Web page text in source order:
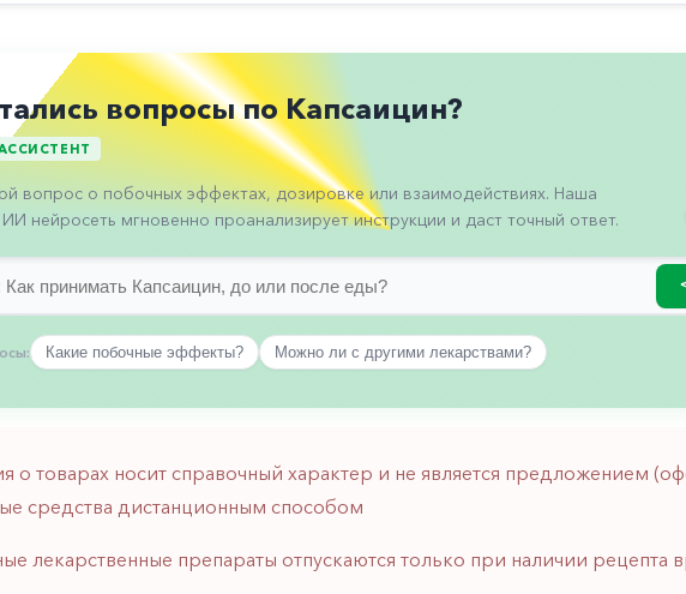
вопросы по Капсаицин?
вопрос о побочных эффектах, дозировке или взаимодействиях. Наша
нейросеть мгновенно проанализирует инструкции и даст точный ответ.
Какие побочные эффекты? Можно ли с другими лекарствами?
о товарах носит справочный характер и не является предложением
средства дистанционным способом
лекарственные препараты отпускаются только при наличии рецепта